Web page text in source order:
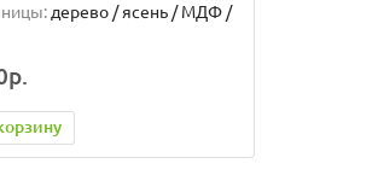
дерево / ясень / МДФ /